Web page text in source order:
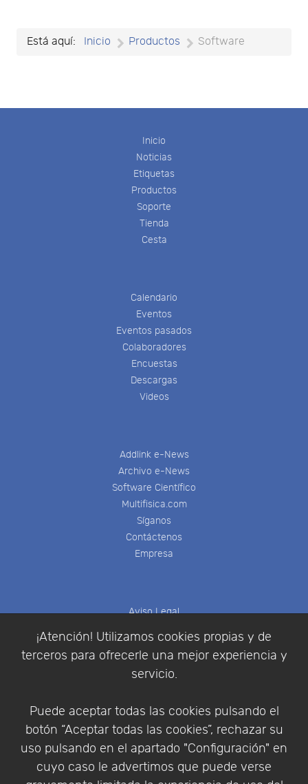
¡Atención! Utilizamos cookies propias y de
terceros para ofrecerle una mejor experiencia y
servicio.
Puede aceptar todas las cookies pulsando el
botón “Aceptar todas las cookies”, rechazar su
uso pulsando en el apartado "Configuración" en
cuyo caso le advertimos que puede verse
Está aquí: Inicio Productos Software
Inicio
Noticias
Etiquetas
Productos
Soporte
Tienda
Cesta
Calendario
Eventos
Eventos pasados
Colaboradores
Encuestas
Descargas
Videos
Addlink e-News
Archivo e-News
Software Científico
Multifisica.com
Síganos
Contáctenos
Empresa
Aviso Legal
Política de Privacidad
Condiciones de compra
Identificarse